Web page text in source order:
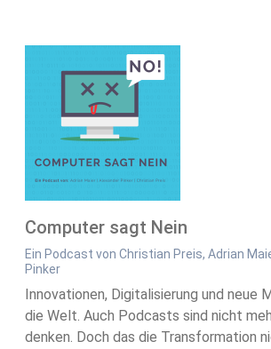
Computer sagt Nein
Ein Podcast von Christian Preis, Adrian
Pinker
Innovationen, Digitalisierung und neue
die Welt. Auch Podcasts sind nicht
denken. Doch das die Transformation